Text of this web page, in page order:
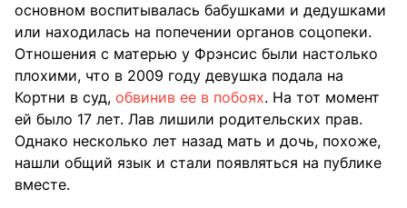
основном воспитывалась бабушками и дедушками
или находилась на попечении органов соцопеки.
Отношения с матерью у Фрэнсис были настолько
плохими, что в 2009 году девушка подала на
Кортни в суд, обвинив ее в побоях. На тот момент
ей было 17 лет. Лав лишили родительских прав.
Однако несколько лет назад мать и дочь, похоже,
нашли общий язык и стали появляться на публике
вместе.